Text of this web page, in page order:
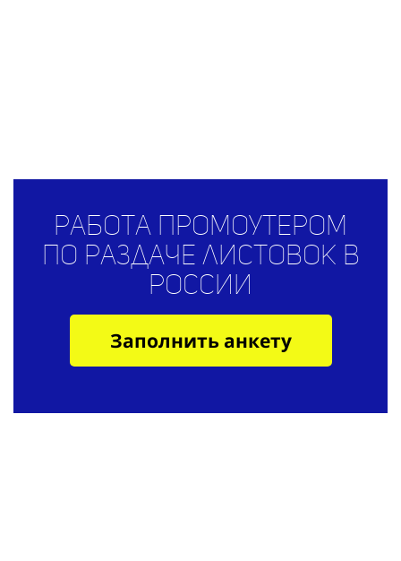
Работа промоутером
по раздаче листовок в
России
Заполнить анкету